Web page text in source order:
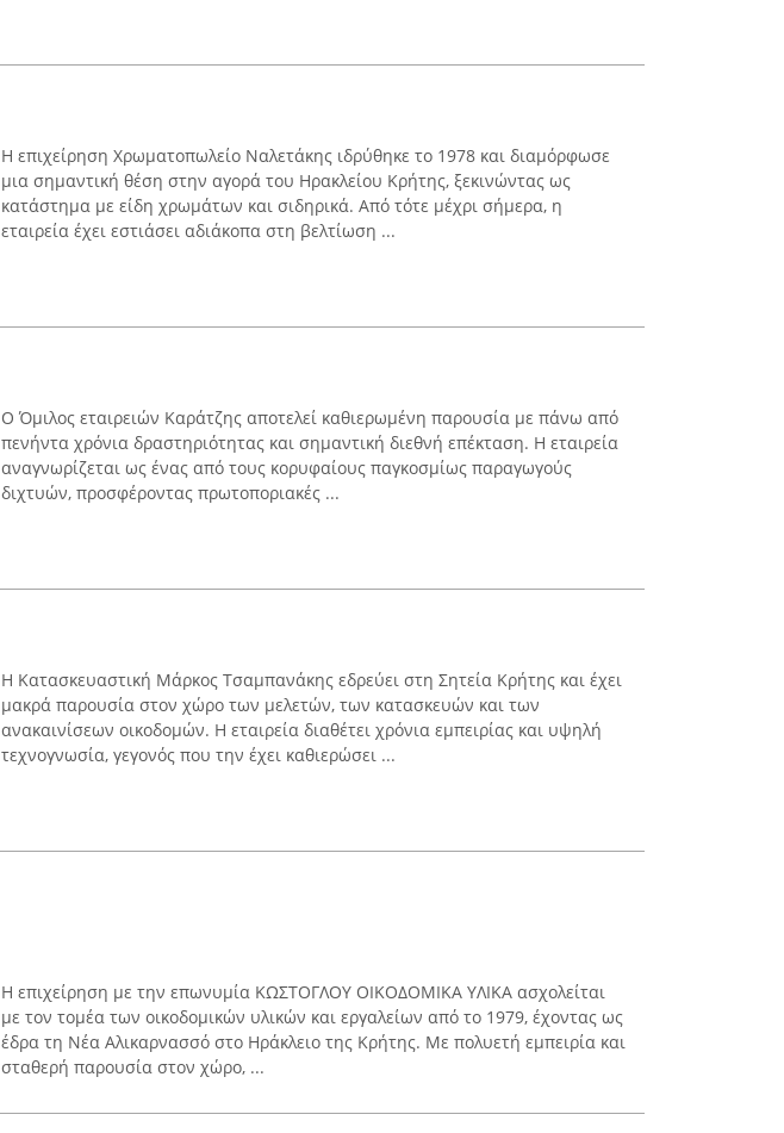
Η επιχείρηση Χρωματοπωλείο Ναλετάκης ιδρύθηκε το 1978 και διαμόρφωσε
μια σημαντική θέση στην αγορά του Ηρακλείου Κρήτης, ξεκινώντας ως
κατάστημα με είδη χρωμάτων και σιδηρικά. Από τότε μέχρι σήμερα, η
εταιρεία έχει εστιάσει αδιάκοπα στη βελτίωση ...
Ο Όμιλος εταιρειών Καράτζης αποτελεί καθιερωμένη παρουσία με πάνω από
πενήντα χρόνια δραστηριότητας και σημαντική διεθνή επέκταση. Η εταιρεία
αναγνωρίζεται ως ένας από τους κορυφαίους παγκοσμίως παραγωγούς
διχτυών, προσφέροντας πρωτοποριακές ...
Η Κατασκευαστική Μάρκος Τσαμπανάκης εδρεύει στη Σητεία Κρήτης και έχει
μακρά παρουσία στον χώρο των μελετών, των κατασκευών και των
ανακαινίσεων οικοδομών. Η εταιρεία διαθέτει χρόνια εμπειρίας και υψηλή
τεχνογνωσία, γεγονός που την έχει καθιερώσει ...
Η επιχείρηση με την επωνυμία ΚΩΣΤΟΓΛΟΥ ΟΙΚΟΔΟΜΙΚΑ ΥΛΙΚΑ ασχολείται
με τον τομέα των οικοδομικών υλικών και εργαλείων από το 1979, έχοντας ως
έδρα τη Νέα Αλικαρνασσό στο Ηράκλειο της Κρήτης. Με πολυετή εμπειρία και
σταθερή παρουσία στον χώρο, ...